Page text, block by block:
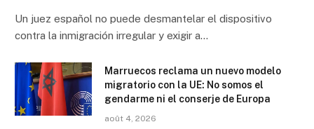
Un juez español no puede desmantelar el dispositivo
contra la inmigración irregular y exigir a…
Marruecos reclama un nuevo modelo
migratorio con la UE: No somos el
gendarme ni el conserje de Europa
août 4, 2026